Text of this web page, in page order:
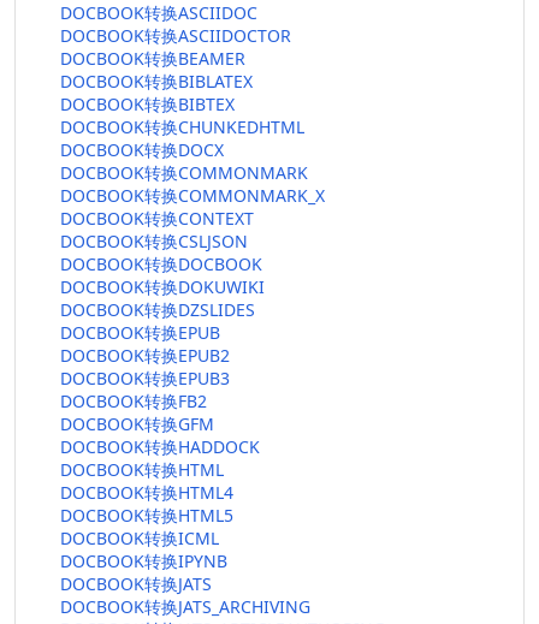
DOCBOOK转换ASCIIDOC
DOCBOOK转换ASCIIDOCTOR
DOCBOOK转换BEAMER
DOCBOOK转换BIBLATEX
DOCBOOK转换BIBTEX
DOCBOOK转换CHUNKEDHTML
DOCBOOK转换DOCX
DOCBOOK转换COMMONMARK
DOCBOOK转换COMMONMARK_X
DOCBOOK转换CONTEXT
DOCBOOK转换CSLJSON
DOCBOOK转换DOCBOOK
DOCBOOK转换DOKUWIKI
DOCBOOK转换DZSLIDES
DOCBOOK转换EPUB
DOCBOOK转换EPUB2
DOCBOOK转换EPUB3
DOCBOOK转换FB2
DOCBOOK转换GFM
DOCBOOK转换HADDOCK
DOCBOOK转换HTML
DOCBOOK转换HTML4
DOCBOOK转换HTML5
DOCBOOK转换ICML
DOCBOOK转换IPYNB
DOCBOOK转换JATS
DOCBOOK转换JATS_ARCHIVING